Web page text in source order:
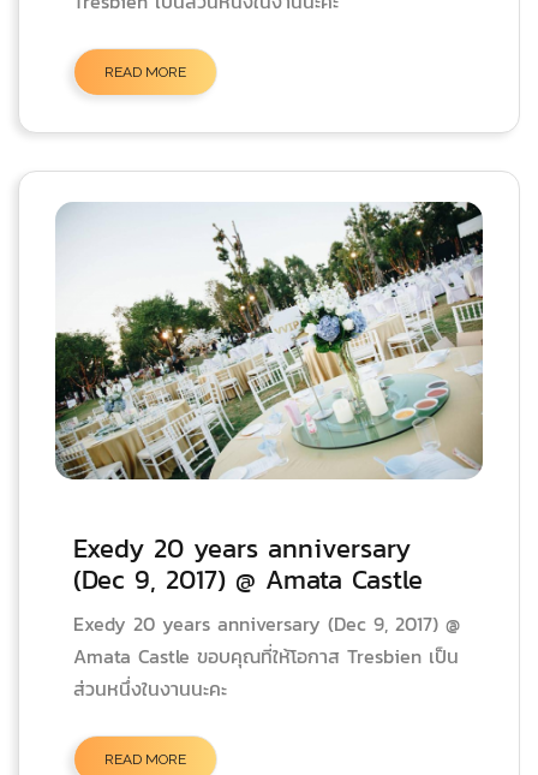
READ MORE
Exedy 20 years anniversary
(Dec 9, 2017) @ Amata Castle
Exedy 20 years anniversary (Dec 9, 2017) @
Amata Castle ขอบคุณที่ให้โอกาส Tresbien เป็น
ส่วนหนึ่งในงานนะคะ
READ MORE